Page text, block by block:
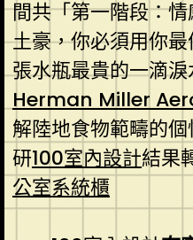
間共「第一階段：
土豪，你必須用你
張水瓶最貴的一滴
Herman Miller
解陸地食物範疇的
研100室內設計結果
公室系統櫃